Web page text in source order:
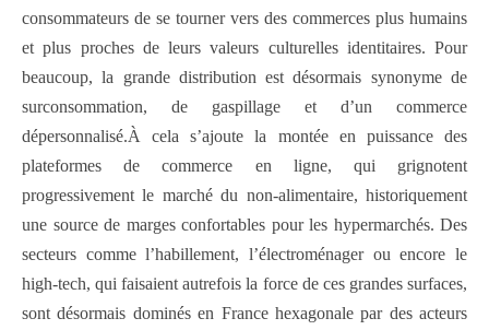
consommateurs de se tourner vers des commerces plus humains
et plus proches de leurs valeurs culturelles identitaires. Pour
beaucoup, la grande distribution est désormais synonyme de
surconsommation, de gaspillage et d’un commerce
dépersonnalisé.À cela s’ajoute la montée en puissance des
plateformes de commerce en ligne, qui grignotent
progressivement le marché du non-alimentaire, historiquement
une source de marges confortables pour les hypermarchés. Des
secteurs comme l’habillement, l’électroménager ou encore le
high-tech, qui faisaient autrefois la force de ces grandes surfaces,
sont désormais dominés en France hexagonale par des acteurs